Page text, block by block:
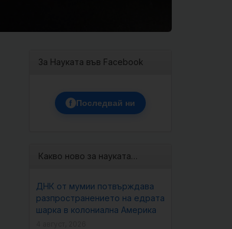
За Науката във Facebook
f Последвай ни
Какво ново за науката…
ДНК от мумии потвърждава
разпространението на едрата
шарка в колониална Америка